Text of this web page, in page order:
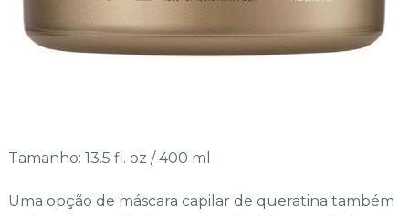
Tamanho: 13.5 fl. oz / 400 ml
Uma opção de máscara capilar de queratina também